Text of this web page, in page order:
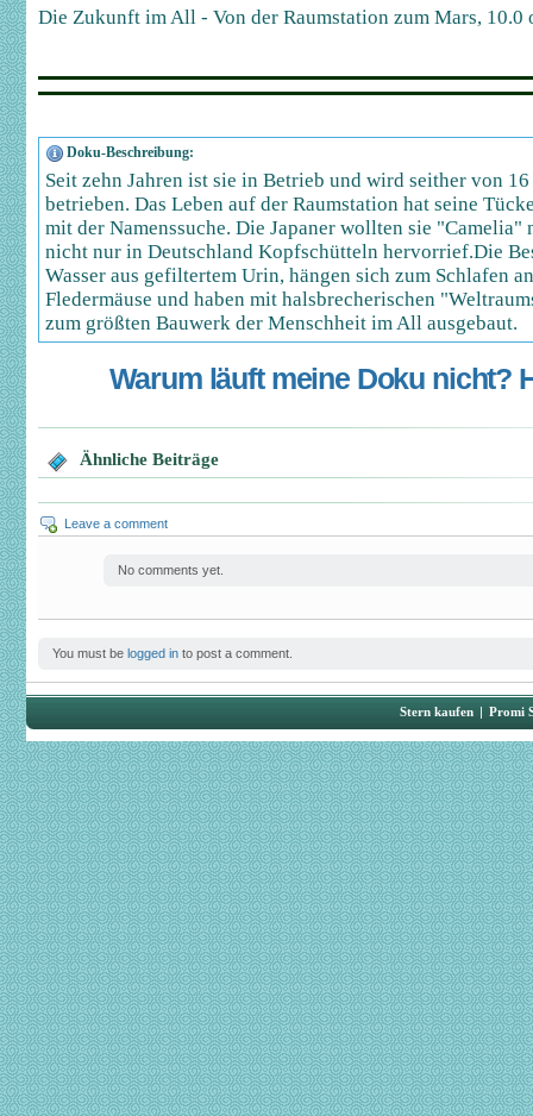
Die Zukunft im All - Von der Raumstation zum Mars, 10.0
Doku-Beschreibung:
Seit zehn Jahren ist sie in Betrieb und wird seither von
betrieben. Das Leben auf der Raumstation hat seine
mit der Namenssuche. Die Japaner wollten sie "Camelia"
nicht nur in Deutschland Kopfschütteln hervorrief.Die
Wasser aus gefiltertem Urin, hängen sich zum Schlafen
Fledermäuse und haben mit halsbrecherischen
zum größten Bauwerk der Menschheit im All ausgebaut.
Warum läuft meine Doku nicht?
Ähnliche Beiträge
Leave a comment
No comments yet.
You must be logged in to post a comment.
Stern kaufen | Promi